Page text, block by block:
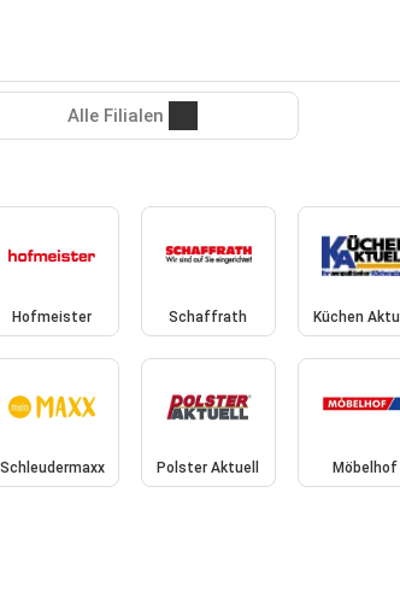
Alle Filialen
Hofmeister Schaffrath Küchen
Schleudermaxx Polster Aktuell Möbelhof